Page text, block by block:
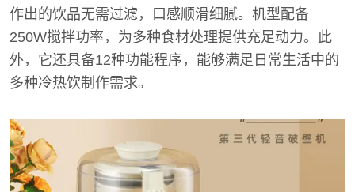
作出的饮品无需过滤，口感顺滑细腻。机型配备
250W搅拌功率，为多种食材处理提供充足动力。此
外，它还具备12种功能程序，能够满足日常生活中的
多种冷热饮制作需求。